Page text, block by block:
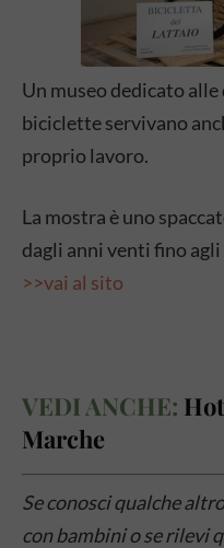
Un museo dedicato
biciclette servivano
proprio lavoro.
La mostra è uno
dagli anni venti fino agli
>>vai al sito
VEDI ANCHE:
Marche
Se conosci qualche
con bambini o se rilevi